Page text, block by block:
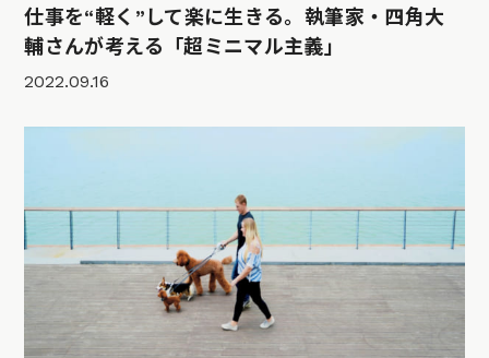
仕事を“軽く”して楽に生きる。執筆家・四角大
輔さんが考える「超ミニマル主義」
2022.09.16